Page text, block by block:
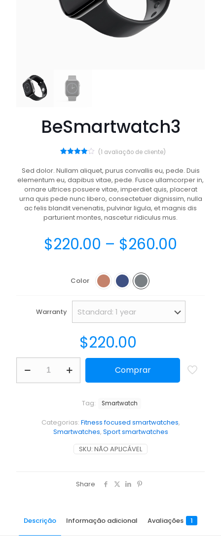
BeSmartwatch3
4.00de
5, com
em
avaliação
cliente
(1 avaliação de cliente)
Sed dolor. Nullam aliquet, purus convallis eu, pede. Duis
elementum eu, dapibus vitae, pede. Fusce ullamcorper in,
ornare ultrices posuere vitae, imperdiet quis, placerat
urna quis pede nunc libero, consectetuer dignissim, nulla
ac felis blandit venenatis, pulvinar ligula, et magnis dis
parturient montes, nascetur ridiculus mus.
$220.00 – $260.00
Color
Warranty
$220.00
Comprar
SKU: NÃO APLICÁVEL
Categorias: Fitness focused smartwatches,
Smartwatches, Sport smartwatches
Tag: Smartwatch
Share
Descrição Informação adicional Avaliações 1